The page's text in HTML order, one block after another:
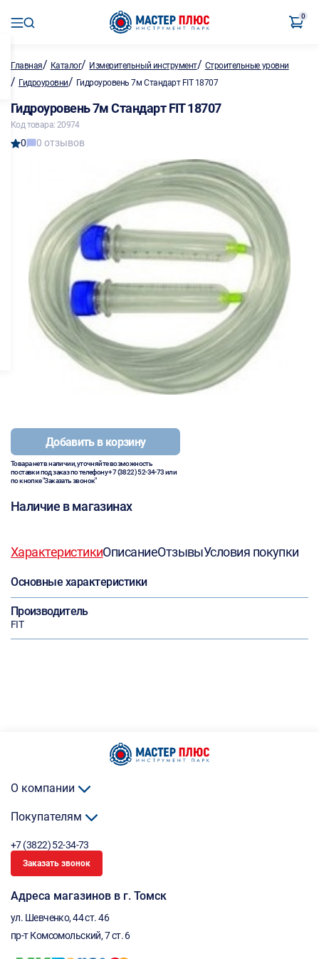
0
Главная/ Каталог/ Измерительный инструмент/ Строительные уровни
/ Гидроуровни/ Гидроуровень 7м Стандарт FIT 18707
Гидроуровень 7м Стандарт FIT 18707
Код товара: 20974
0 0 отзывов
Добавить в корзину
Товара нет в наличии, уточняйте возможность
поставки под заказ по телефону+7 (3822) 52-34-73или
по кнопке "Заказать звонок"
Наличие в магазинах
ХарактеристикиОписаниеОтзывыУсловия покупки
Основные характеристики
Производитель
FIT
О компании
Покупателям
+7 (3822) 52-34-73
Заказать звонок
Адреса магазинов в г. Томск
ул. Шевченко, 44 ст. 46
пр-т Комсомольский, 7 ст. 6